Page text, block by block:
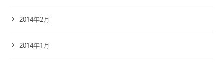
2014年2月
2014年1月